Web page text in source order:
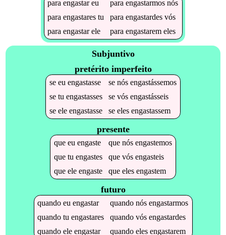
paraengastareu paraengastarmos nós
paraengastares tu paraengastardes vós
paraengastarele paraengastarem eles
Subjuntivo
pretérito imperfeito
se eu engastasse se nós engastássemos
se tu engastasses se vós engastásseis
se ele engastasse se eles engastassem
presente
que eu engaste que nós engastemos
que tu engastes que vós engasteis
que ele engaste que eles engastem
futuro
quandoeuengastar quandonósengastarmos
quandotuengastares quandovósengastardes
quandoeleengastar quandoelesengastarem